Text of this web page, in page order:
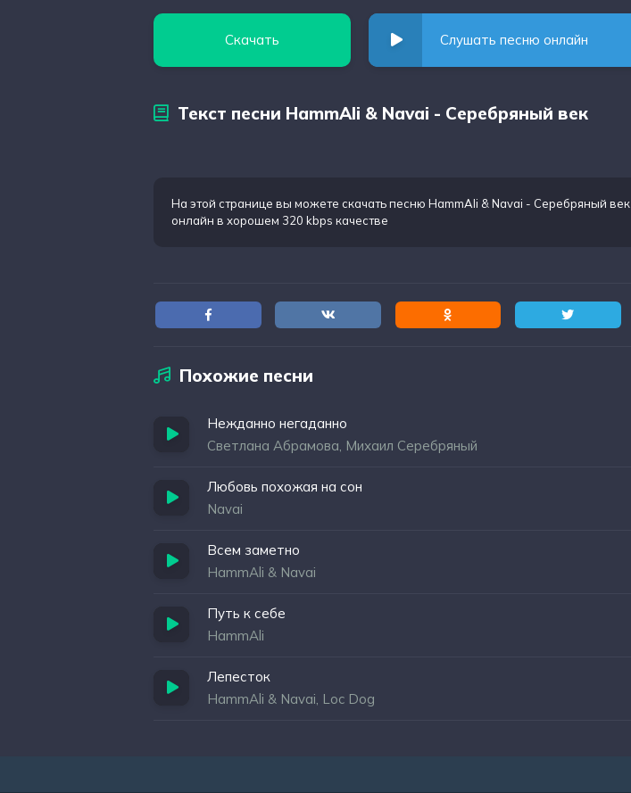
Скачать Слушать песню онлайн
Текст песни HammAli & Navai - Серебряный век
На этой странице вы можете скачать песню HammAli & Navai - Серебряный век
онлайн в хорошем 320 kbps качестве
Похожие песни
Нежданно негаданно
Светлана Абрамова, Михаил Серебряный
Любовь похожая на сон
Navai
Всем заметно
HammAli & Navai
Путь к себе
HammAli
Лепесток
HammAli & Navai, Loc Dog